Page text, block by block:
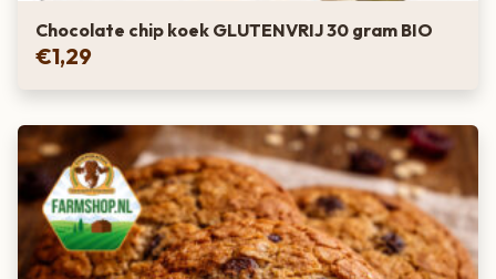
Chocolate chip koek GLUTENVRIJ 30 gram BIO
€1,29